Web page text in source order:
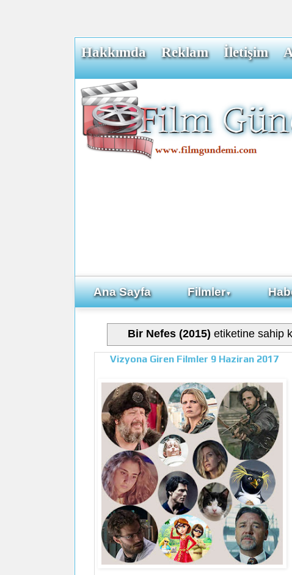
Hakkımda Reklam İletişim
Ana Sayfa Filmler▼
Bir Nefes (2015) etiketine sahip
Vizyona Giren Filmler 9 Haziran 2017